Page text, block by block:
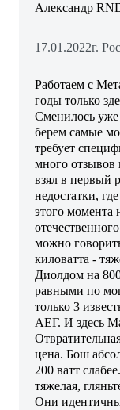
Александр
17.01.2022г.
Работаем с
годы только
Сменилось уже
берем самые
требует
много отзывов
взял в первый
недостатки,
этого момента
можно
киловатта -
Диолдом на
равными по
только 3
АЕГ. И здесь
цена. Бош
200 ватт
тяжелая,
Они